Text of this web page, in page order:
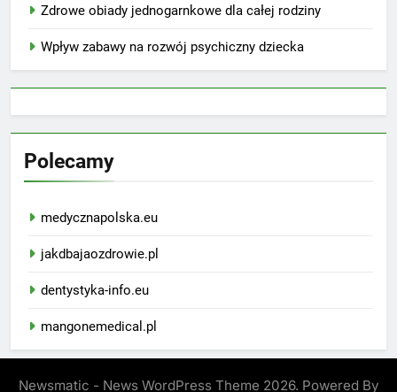
Zdrowe obiady jednogarnkowe dla całej rodziny
Wpływ zabawy na rozwój psychiczny dziecka
Polecamy
medycznapolska.eu
jakdbajaozdrowie.pl
dentystyka-info.eu
mangonemedical.pl
Newsmatic - News WordPress Theme 2026. Powered By